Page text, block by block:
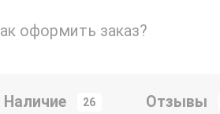
оформить заказ?
Наличие 26 Отзывы